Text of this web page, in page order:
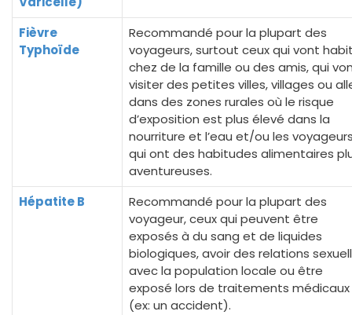
Fièvre
Typhoïde
Recommandé pour la plupart des
voyageurs, surtout ceux qui vont
chez de la famille ou des amis, qui
visiter des petites villes, villages ou
dans des zones rurales où le risque
d’exposition est plus élevé dans la
nourriture et l’eau et/ou les
qui ont des habitudes alimentaires
aventureuses.
Hépatite B
Recommandé pour la plupart des
voyageur, ceux qui peuvent être
exposés à du sang et de liquides
biologiques, avoir des relations
avec la population locale ou être
exposé lors de traitements médicaux
(ex: un accident).